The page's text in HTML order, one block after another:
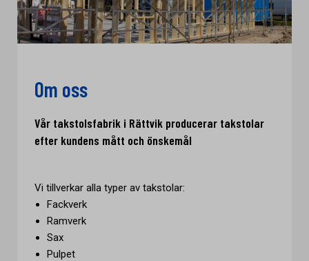
Om oss
Vår takstolsfabrik i Rättvik producerar takstolar
efter kundens mått och önskemål
Vi tillverkar alla typer av takstolar:
Fackverk
Ramverk
Sax
Pulpet